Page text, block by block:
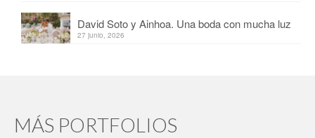
David Soto y Ainhoa. Una boda con mucha luz
27 junio, 2026
MÁS PORTFOLIOS